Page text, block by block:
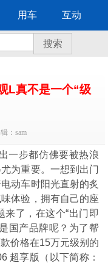
用车 互动
搜索
L真不是一个“级
：sam
步都仿佛要被热浪
为重要。一想到出门
动车时阳光直射的炙
体验，拥有自己的座
了，在这个“出门即
国产品牌呢？为了帮
价格在15万元级别的
超享版（以下简称：